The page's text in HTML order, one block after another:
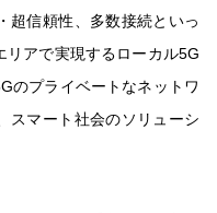
超信頼性、多数接続といっ
リアで実現するローカル5G
のプライベートなネットワ
スマート社会のソリューシ